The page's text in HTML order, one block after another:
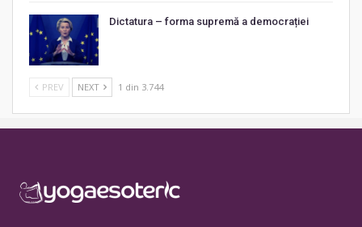
Dictatura – forma supremă a democrației
PREV NEXT 1 din 3.744